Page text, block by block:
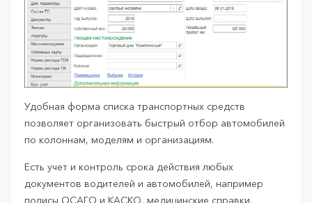
Удобная форма списка транспортных средств
позволяет организовать быстрый отбор автомобилей
по колоннам, моделям и организациям.
Есть учет и контроль срока действия любых
документов водителей и автомобилей, например
полисы ОСАГО и КАСКО, медицинские справки,